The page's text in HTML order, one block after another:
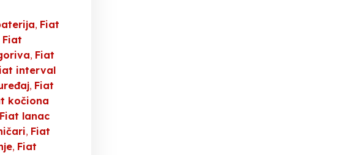
Fiat
Fiat
Fiat
interval
Fiat
kočiona
Fiat lanac
Fiat
Fiat